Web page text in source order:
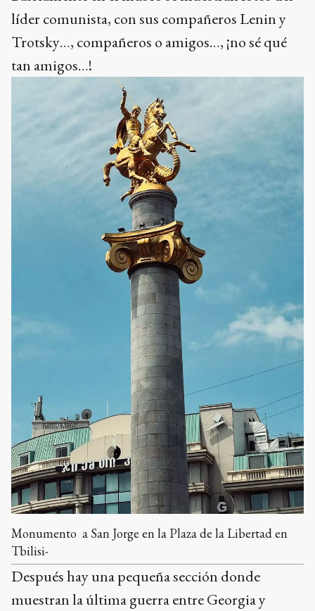
líder comunista, con sus compañeros Lenin y
Trotsky…, compañeros o amigos…, ¡no sé qué
tan amigos…!
Monumento a San Jorge en la Plaza de la Libertad en
Tbilisi-
Después hay una pequeña sección donde
muestran la última guerra entre Georgia y